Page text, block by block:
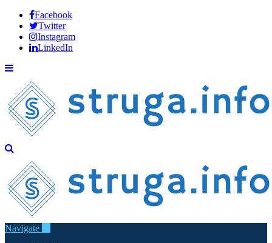
Facebook
Twitter
Instagram
LinkedIn
Navigate